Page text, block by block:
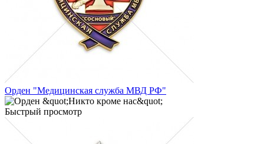
Орден "Медицинская служба МВД РФ"
Быстрый просмотр